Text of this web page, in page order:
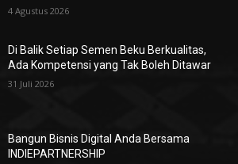
4 Agustus 2026
Di Balik Setiap Semen Beku Berkualitas,
Ada Kompetensi yang Tak Boleh Ditawar
31 Juli 2026
Bangun Bisnis Digital Anda Bersama
INDIEPARTNERSHIP